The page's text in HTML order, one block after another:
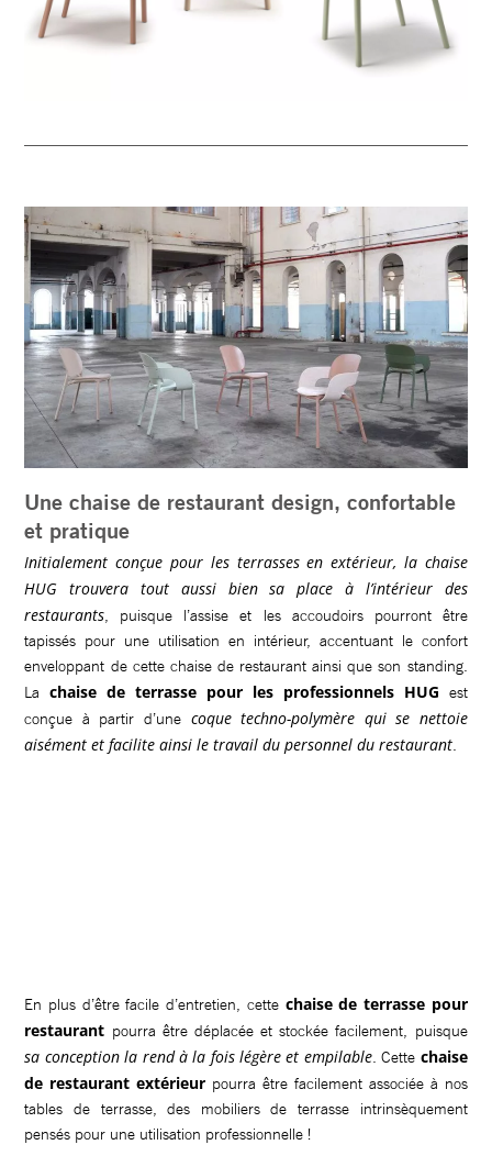
Une chaise de restaurant design, confortable
et pratique
Initialement conçue pour les terrasses en extérieur, la chaise
HUG trouvera tout aussi bien sa place à l’intérieur des
restaurants, puisque l’assise et les accoudoirs pourront être
tapissés pour une utilisation en intérieur, accentuant le confort
enveloppant de cette chaise de restaurant ainsi que son standing.
Lachaise de terrasse pour les professionnels HUG est
conçue à partir d’une coque techno-polymère qui se nettoie
aisément et facilite ainsi le travail du personnel du restaurant.
En plus d’être facile d’entretien, cette chaise de terrasse pour
restaurant pourra être déplacée et stockée facilement, puisque
sa conception la rend à la fois légère et empilable. Cette chaise
de restaurant extérieur pourra être facilement associée à nos
tables de terrasse, des mobiliers de terrasse intrinsèquement
pensés pour une utilisation professionnelle !